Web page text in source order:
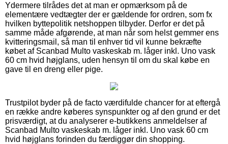
Ydermere tilrådes det at man er opmærksom på de
elementære vedtægter der er gældende for ordren, som fx
hvilken byttepolitik netshoppen tilbyder. Derfor er det på
samme måde afgørende, at man når som helst gemmer ens
kvitteringsmail, så man til enhver tid vil kunne bekræfte
købet af Scanbad Multo vaskeskab m. låger inkl. Uno vask
60 cm hvid højglans, uden hensyn til om du skal købe en
gave til en dreng eller pige.
Trustpilot byder på de facto værdifulde chancer for at eftergå
en række andre køberes synspunkter og af den grund er det
prisværdigt, at du analyserer e-butikkens anmeldelser af
Scanbad Multo vaskeskab m. låger inkl. Uno vask 60 cm
hvid højglans forinden du færdiggør din shopping.